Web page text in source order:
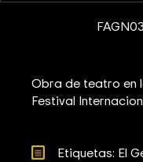
Obra de teatro en
Festival
Etiquetas: El